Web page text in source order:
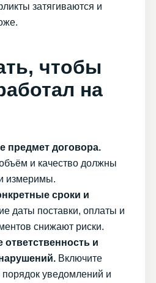
затягиваются и
чтобы
на
предмет договора.
и качество должны
измеримы.
сроки и
даты поставки, оплаты и
снижают риски.
ответственность и
Включите
уведомлений и